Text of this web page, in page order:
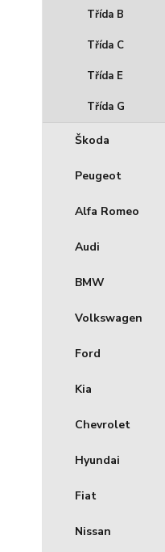
Třída B
Třída C
Třída E
Třída G
Škoda
Peugeot
Alfa Romeo
Audi
BMW
Volkswagen
Ford
Kia
Chevrolet
Hyundai
Fiat
Nissan